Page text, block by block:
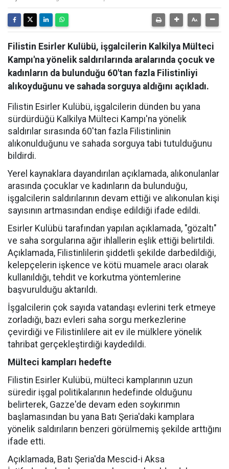
Filistin Esirler Kulübü, işgalcilerin Kalkilya Mülteci
Kampı'na yönelik saldırılarında aralarında çocuk ve
kadınların da bulunduğu 60'tan fazla Filistinliyi
alıkoyduğunu ve sahada sorguya aldığını açıkladı.
Filistin Esirler Kulübü, işgalcilerin dünden bu yana
sürdürdüğü Kalkilya Mülteci Kampı'na yönelik
saldırılar sırasında 60'tan fazla Filistinlinin
alıkonulduğunu ve sahada sorguya tabi tutulduğunu
bildirdi.
Yerel kaynaklara dayandırılan açıklamada, alıkonulanlar
arasında çocuklar ve kadınların da bulunduğu,
işgalcilerin saldırılarının devam ettiği ve alıkonulan kişi
sayısının artmasından endişe edildiği ifade edildi.
Esirler Kulübü tarafından yapılan açıklamada, "gözaltı"
ve saha sorgularına ağır ihlallerin eşlik ettiği belirtildi.
Açıklamada, Filistinlilerin şiddetli şekilde darbedildiği,
kelepçelerin işkence ve kötü muamele aracı olarak
kullanıldığı, tehdit ve korkutma yöntemlerine
başvurulduğu aktarıldı.
İşgalcilerin çok sayıda vatandaşı evlerini terk etmeye
zorladığı, bazı evleri saha sorgu merkezlerine
çevirdiği ve Filistinlilere ait ev ile mülklere yönelik
tahribat gerçekleştirdiği kaydedildi.
Mülteci kampları hedefte
Filistin Esirler Kulübü, mülteci kamplarının uzun
süredir işgal politikalarının hedefinde olduğunu
belirterek, Gazze'de devam eden soykırımın
başlamasından bu yana Batı Şeria'daki kamplara
yönelik saldırıların benzeri görülmemiş şekilde arttığını
ifade etti.
Açıklamada, Batı Şeria'da Mescid-i Aksa